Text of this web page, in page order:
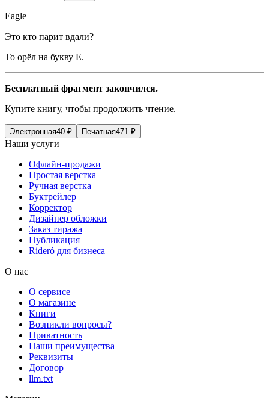
Eagle
Это кто парит вдали?
То орёл на букву E.
Бесплатный фрагмент закончился.
Купите книгу, чтобы продолжить чтение.
Электронная40 ₽ Печатная471 ₽
Наши услуги
Офлайн-продажи
Простая верстка
Ручная верстка
Буктрейлер
Корректор
Дизайнер обложки
Заказ тиража
Публикация
Rideró для бизнеса
О нас
О сервисе
О магазине
Книги
Возникли вопросы?
Приватность
Наши преимущества
Реквизиты
Договор
llm.txt